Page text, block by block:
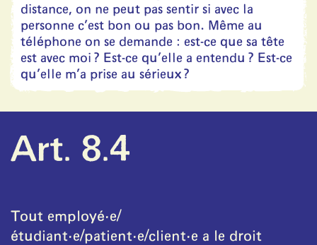
distance, on ne peut pas sentir si avec la
personne c’est bon ou pas bon. Même au
téléphone on se demande : est-ce que sa tête
est avec moi ? Est-ce qu’elle a entendu ? Est-ce
qu’elle m’a prise au sérieux ?
Art. 8.4
Tout employé·e/
étudiant·e/patient·e/client·e a le droit